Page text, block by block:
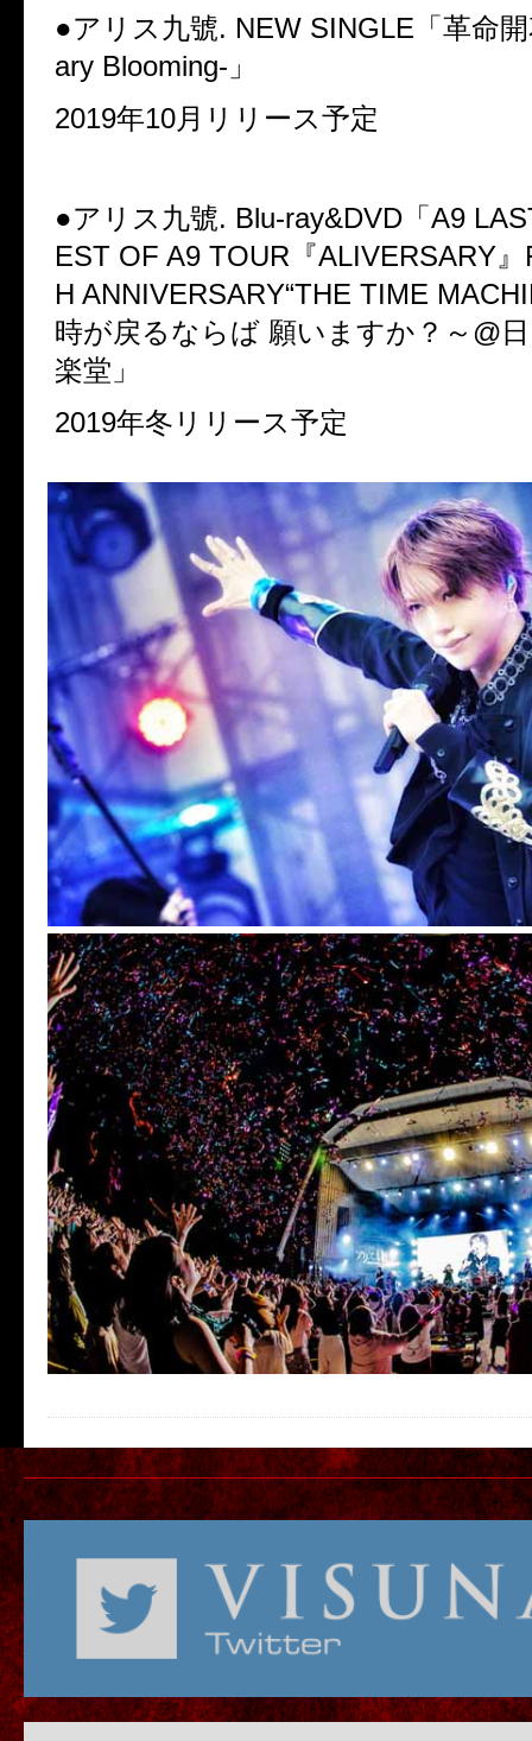
●アリス九號. NEW SINGLE 「革命
ary Blooming- 」
2019年10月リリース予定
●アリス九號. Blu-ray&DVD 「 A9
EST OF A9 TOUR 『ALIVERSARY 』
H ANNIVERSARY“THE TIME
時が戻るならば 願いますか？～ @
楽堂」
2019年冬リリース予定